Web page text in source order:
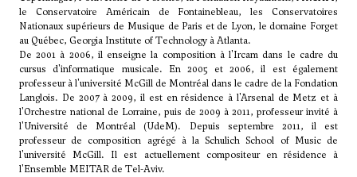
le Conservatoire Américain de Fontainebleau, les Conservatoires
Nationaux supérieurs de Musique de Paris et de Lyon, le domaine Forget
au Québec, Georgia Institute of Technology à Atlanta.
De 2001 à 2006, il enseigne la composition à l'Ircam dans le cadre du
cursus d'informatique musicale. En 2005 et 2006, il est également
professeur à l'université McGill de Montréal dans le cadre de la Fondation
Langlois. De 2007 à 2009, il est en résidence à l'Arsenal de Metz et à
l'Orchestre national de Lorraine, puis de 2009 à 2011, professeur invité à
l'Université de Montréal (UdeM). Depuis septembre 2011, il est
professeur de composition agrégé à la Schulich School of Music de
l'université McGill. Il est actuellement compositeur en résidence à
l'Ensemble MEITAR de Tel-Aviv.